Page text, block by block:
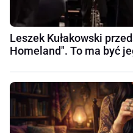
Leszek Kułakowski
Homeland". To ma być